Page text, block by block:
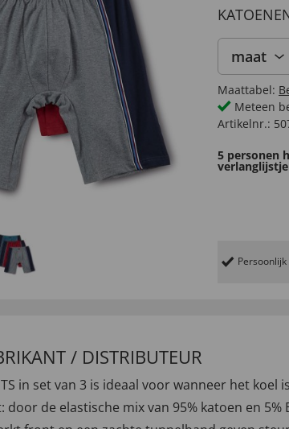
maat
Maattabel:
Meteen
Artikelnr.:
5 personen
Persoonlijk
/ DISTRIBUTEUR
in set van 3 is ideaal voor wanneer het
de elastische mix van 95% katoen en